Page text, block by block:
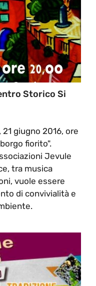
Storico Si
giugno 2016, ore
fiorito".
Jevule
tra musica
vuole essere
di convivialità e